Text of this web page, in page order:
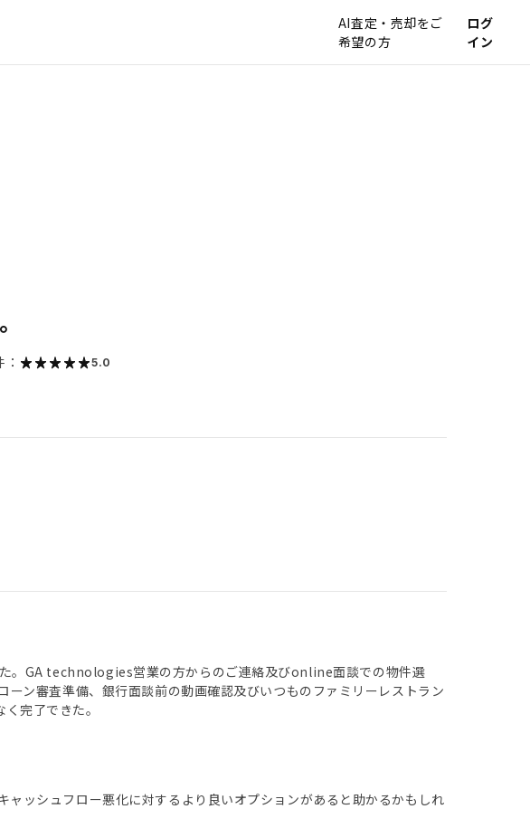
AI査定・売却をご
希望の方
ログ
イン
5.0
。GA technologies営業の方からのご連絡及びonline面談での物件選
ン審査準備、銀行面談前の動画確認及びいつものファミリーレストラン
完了できた。
ッシュフロー悪化に対するより良いオプションがあると助かるかもしれ